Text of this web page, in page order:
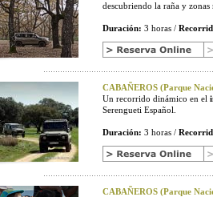
descubriendo la raña y zonas
Duración: 3 horas /
CABAÑEROS (Parque
Un recorrido dinámico en el
Serengueti Español.
Duración: 3 horas /
CABAÑEROS (Parque